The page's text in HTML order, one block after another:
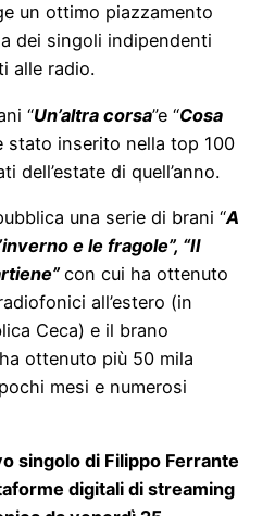
un ottimo piazzamento
dei singoli indipendenti
alle radio.
“Un’altra corsa”e “Cosa
stato inserito nella top 100
dell’estate di quell’anno.
una serie di brani “A
e le fragole”, “Il
con cui ha ottenuto
all’estero (in
Ceca) e il brano
ottenuto più 50 mila
mesi e numerosi
singolo di Filippo Ferrante
digitali di streaming